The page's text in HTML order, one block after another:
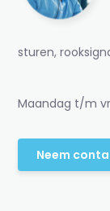
sturen,
Maandag t/m
Neem